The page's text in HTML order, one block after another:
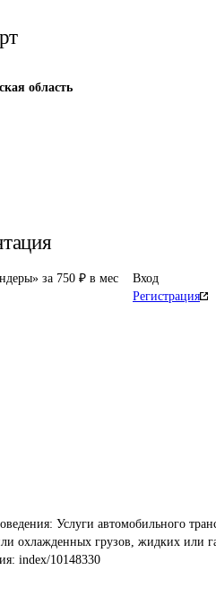
область
за 750 ₽ в мес
Вход
Регистрация
Услуги автомобильного
охлажденных грузов, жидких или
index/10148330